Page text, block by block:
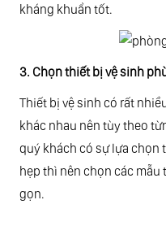
kháng khuẩn tốt.
3. Chọn thiết bị vệ sinh
Thiết bị vệ sinh có rất
khác nhau nên tùy theo
quý khách có sự lựa chọn
hẹp thì nên chọn các mẫu
gọn.